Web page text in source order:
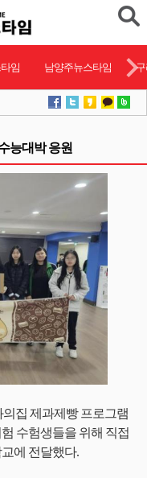
임 남양주뉴스타임
능대박 응원
집 제과제빵 프로그램
수험생들을 위해 직접
에 전달했다.